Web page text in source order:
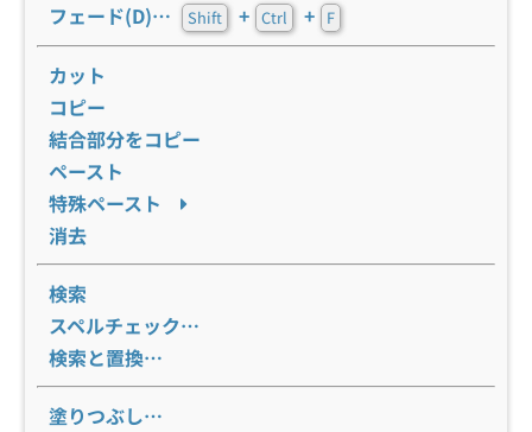
フェード(D)… Shift + Ctrl + F
カット
コピー
結合部分をコピー
ペースト
特殊ペースト
消去
検索
スペルチェック…
検索と置換…
塗りつぶし…